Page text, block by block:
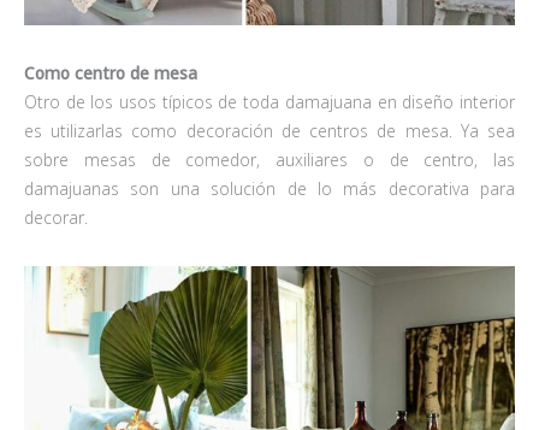
Como centro de mesa
Otro de los usos típicos de toda damajuana en diseño interior
es utilizarlas como decoración de centros de mesa. Ya sea
sobre mesas de comedor, auxiliares o de centro, las
damajuanas son una solución de lo más decorativa para
decorar.